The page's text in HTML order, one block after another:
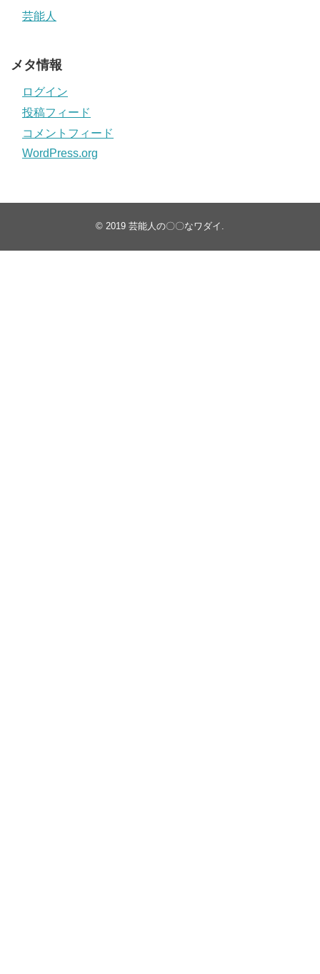
芸能人
メタ情報
ログイン
投稿フィード
コメントフィード
WordPress.org
© 2019 芸能人の〇〇なワダイ